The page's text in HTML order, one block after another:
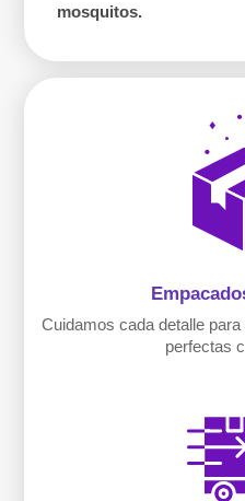
mosquitos.
Cuidamos cada detalle
perfectas